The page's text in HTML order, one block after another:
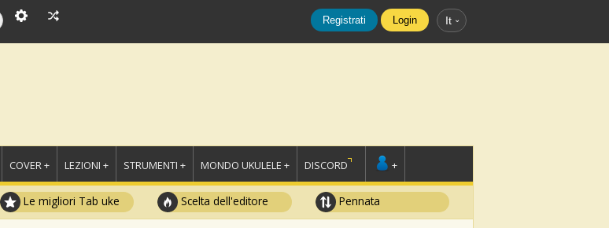
Registrati Login It
COVER + LEZIONI + STRUMENTI + MONDO UKULELE + DISCORD +
Le migliori Tab uke Scelta dell'editore Pennata